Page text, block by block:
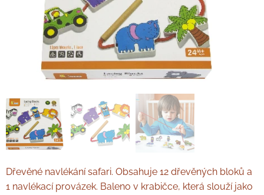
Dřevěné navlékání safari. Obsahuje 12 dřevěných bloků a
1 navlékací provázek. Baleno v krabičce, která slouží jako